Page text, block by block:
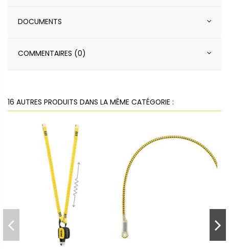
DOCUMENTS
COMMENTAIRES (0)
16 AUTRES PRODUITS DANS LA MÊME CATÉGORIE :